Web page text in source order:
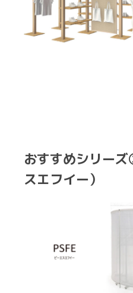
おすすめシリー
スエフイー）